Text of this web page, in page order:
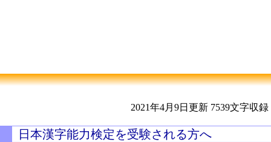
2021年4月9日更新 7539文字収録
日本漢字能力検定を受験される方へ